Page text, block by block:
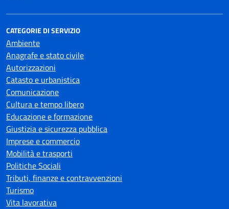
CATEGORIE DI SERVIZIO
Ambiente
Anagrafe e stato civile
Autorizzazioni
Catasto e urbanistica
Comunicazione
Cultura e tempo libero
Educazione e formazione
Giustizia e sicurezza pubblica
Imprese e commercio
Mobilità e trasporti
Politiche Sociali
Tributi, finanze e contravvenzioni
Turismo
Vita lavorativa